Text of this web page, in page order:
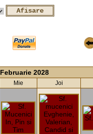
Februarie 2028
Mie Joi